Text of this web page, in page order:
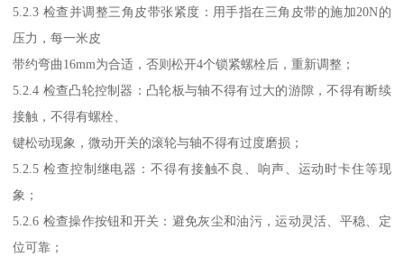
5.2.3 检查并调整三角皮带张紧度：用手指在三角皮带的施加20N的
压力，每一米皮
带约弯曲16mm为合适，否则松开4个锁紧螺栓后，重新调整；
5.2.4 检查凸轮控制器：凸轮板与轴不得有过大的游隙，不得有断续
接触，不得有螺栓、
键松动现象，微动开关的滚轮与轴不得有过度磨损；
5.2.5 检查控制继电器：不得有接触不良、响声、运动时卡住等现
象；
5.2.6 检查操作按钮和开关：避免灰尘和油污，运动灵活、平稳、定
位可靠；